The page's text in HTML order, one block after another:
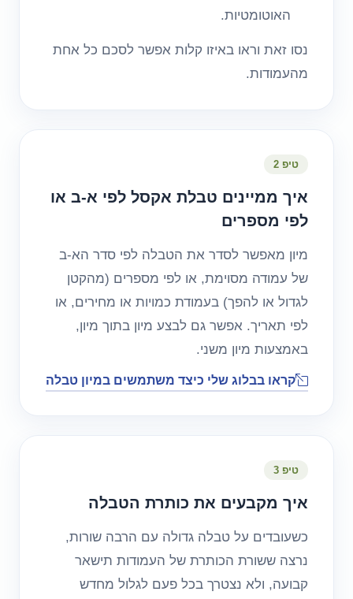
האוטומטיות.
נסו זאת וראו באיזו קלות אפשר לסכם כל אחת
מהעמודות.
איך ממיינים טבלת אקסל לפי א-ב או
לפי מספרים
מיון מאפשר לסדר את הטבלה לפי סדר הא-ב
של עמודה מסוימת, או לפי מספרים (מהקטן
לגדול או להפך) בעמודת כמויות או מחירים, או
לפי תאריך. אפשר גם לבצע מיון בתוך מיון,
באמצעות מיון משני.
קראו בבלוג שלי כיצד משתמשים במיון טבלה
איך מקבעים את כותרת הטבלה
כשעובדים על טבלה גדולה עם הרבה שורות,
נרצה ששורת הכותרת של העמודות תישאר
קבועה, ולא נצטרך בכל פעם לגלול מחדש